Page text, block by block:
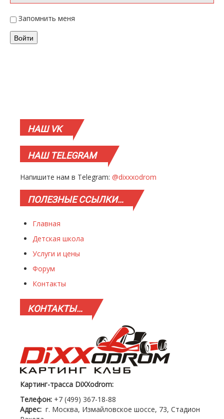
Запомнить меня
Войти
НАШVK
НАШTELEGRAM
Напишите нам в Telegram: @dixxxodrom
ПОЛЕЗНЫЕССЫЛКИ…
Главная
Детская школа
Услуги и цены
Форум
Контакты
КОНТАКТЫ…
Картинг-трасса DiXXodrom:
Телефон: +7 (499) 367-18-88
Адрес: г. Москва, Измайловское шоссе, 73, Стадион